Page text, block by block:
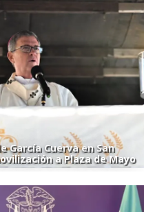
García Cuerva en San
a Plaza de Mayo